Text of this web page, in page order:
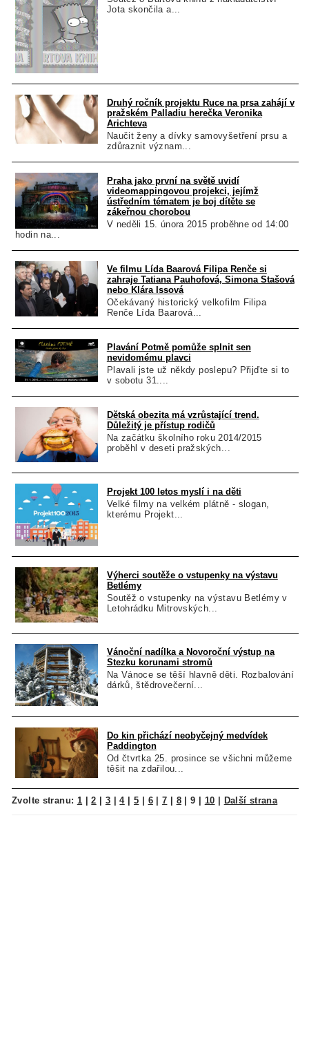
Jota skončila a...
Druhý ročník projektu Ruce na prsa zahájí v
pražském Palladiu herečka Veronika
Arichteva
Naučit ženy a dívky samovyšetření prsu a
zdůraznit význam...
Praha jako první na světě uvidí
videomappingovou projekci, jejímž
ústředním tématem je boj dítěte se
zákeřnou chorobou
V neděli 15. února 2015 proběhne od 14:00
hodin na...
Ve filmu Lída Baarová Filipa Renče si
zahraje Tatiana Pauhofová, Simona Stašová
nebo Klára Issová
Očekávaný historický velkofilm Filipa
Renče Lída Baarová...
Plavání Potmě pomůže splnit sen
nevidomému plavci
Plavali jste už někdy poslepu? Přijďte si to
v sobotu 31....
Dětská obezita má vzrůstající trend.
Důležitý je přístup rodičů
Na začátku školního roku 2014/2015
proběhl v deseti pražských...
Projekt 100 letos myslí i na děti
Velké filmy na velkém plátně - slogan,
kterému Projekt...
Výherci soutěže o vstupenky na výstavu
Betlémy
Soutěž o vstupenky na výstavu Betlémy v
Letohrádku Mitrovských...
Vánoční nadílka a Novoroční výstup na
Stezku korunami stromů
Na Vánoce se těší hlavně děti. Rozbalování
dárků, štědrovečerní...
Do kin přichází neobyčejný medvídek
Paddington
Od čtvrtka 25. prosince se všichni můžeme
těšit na zdařilou...
Zvolte stranu: 1 |2 3 |4| 5 6|7 8|9 10 Další strana